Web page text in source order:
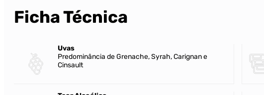
Ficha Técnica
Uvas
Predominância de Grenache, Syrah, Carignan e
Cinsault